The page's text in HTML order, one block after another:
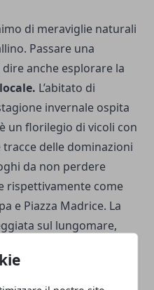
di meraviglie naturali
Passare una
dire anche esplorare la
L’abitato di
invernale ospita
un florilegio di vicoli con
delle dominazioni
da non perdere
rispettivamente come
e Piazza Madrice. La
sul lungomare,